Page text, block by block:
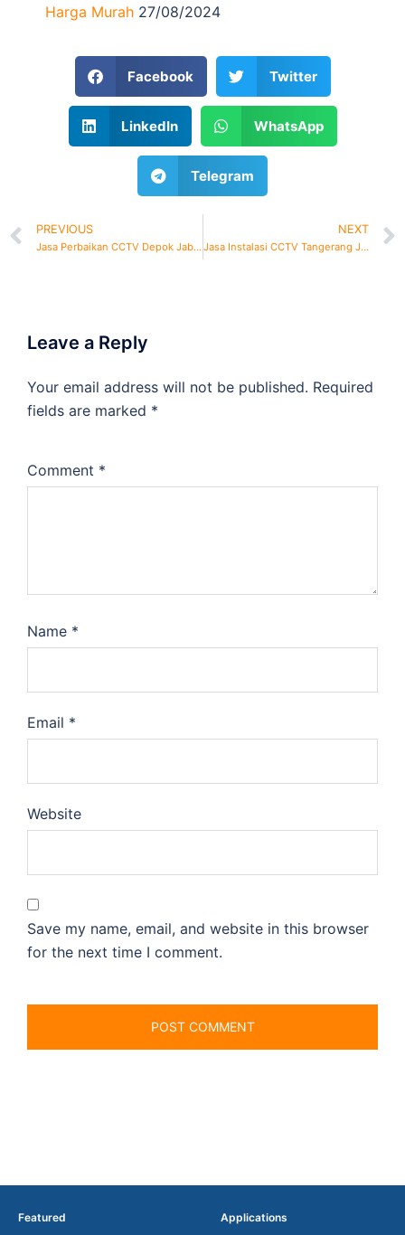
Harga Murah 27/08/2024
Facebook Twitter
LinkedIn WhatsApp
Telegram
PREVIOUS
Jasa Perbaikan CCTV Depok Jabodetabek
NEXT
Jasa Instalasi CCTV Tangerang Jabodetabek
Leave a Reply
Your email address will not be published. Required
fields are marked *
Comment *
Name *
Email *
Website
Save my name, email, and website in this browser
for the next time I comment.
Featured Applications